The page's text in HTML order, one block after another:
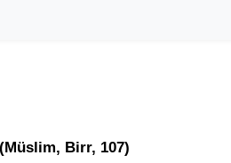
Birr, 107)